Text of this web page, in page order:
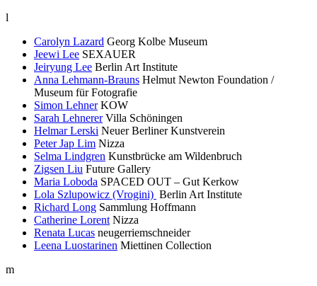
l
Carolyn Lazard Georg Kolbe Museum
Jeewi Lee SEXAUER
Jeiryung Lee Berlin Art Institute
Anna Lehmann-Brauns Helmut Newton Foundation /
Museum für Fotografie
Simon Lehner KOW
Sarah Lehnerer Villa Schöningen
Helmar Lerski Neuer Berliner Kunstverein
Peter Jap Lim Nizza
Selma Lindgren Kunstbrücke am Wildenbruch
Zigsen Liu Future Gallery
Maria Loboda SPACED OUT – Gut Kerkow
Lola Szlupowicz (Vrogini) Berlin Art Institute
Richard Long Sammlung Hoffmann
Catherine Lorent Nizza
Renata Lucas neugerriemschneider
Leena Luostarinen Miettinen Collection
m